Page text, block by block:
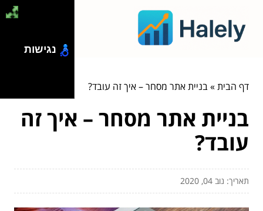
דף הבית»בניית אתר מסחר – איך זה עובד?
בניית אתר מסחר – איך זה
עובד?
תאריך: נוב 04, 2020
נגישות